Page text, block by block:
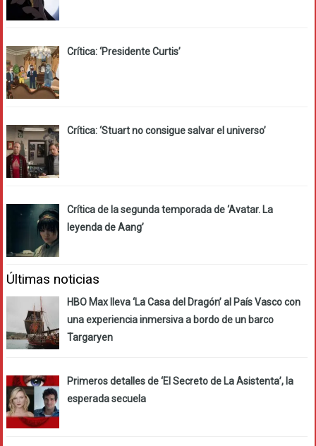
Crítica: ‘Presidente Curtis’
Crítica: ‘Stuart no consigue salvar el universo’
Crítica de la segunda temporada de ‘Avatar. La
leyenda de Aang’
Últimas noticias
HBO Max lleva ‘La Casa del Dragón’ al País Vasco con
una experiencia inmersiva a bordo de un barco
Targaryen
Primeros detalles de ‘El Secreto de La Asistenta’, la
esperada secuela